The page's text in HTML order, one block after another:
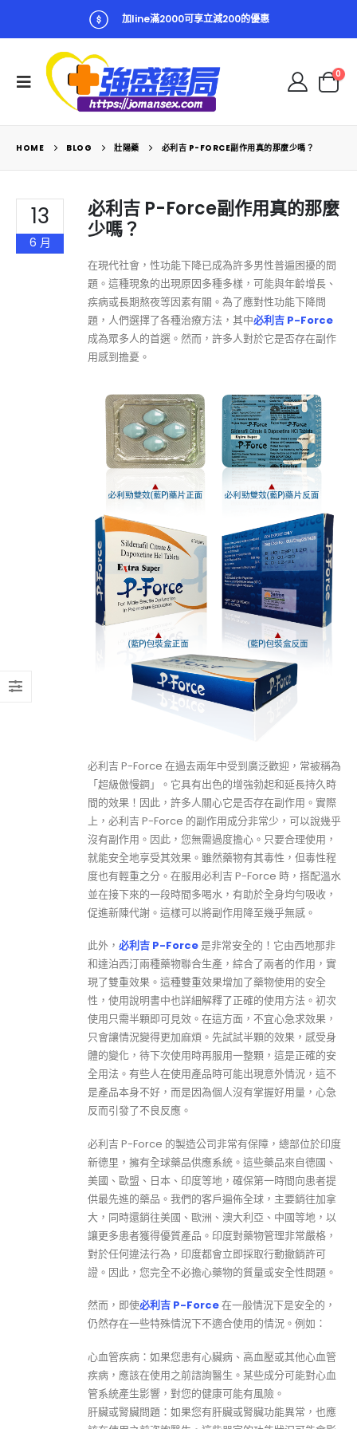
加line滿2000可享立減200的優惠
0
HOME BLOG 壯陽藥 必利吉 P-FORCE副作用真的那麼少嗎？
13
6 月
必利吉 P-Force副作用真的那麼
少嗎？
在現代社會，性功能下降已成為許多男性普遍困擾的問
題。這種現象的出現原因多種多樣，可能與年齡增長、
疾病或長期熬夜等因素有關。為了應對性功能下降問
題，人們選擇了各種治療方法，其中必利吉 P-Force
成為眾多人的首選。然而，許多人對於它是否存在副作
用感到擔憂。
必利吉 P-Force 在過去兩年中受到廣泛歡迎，常被稱為
「超級傲慢鋼」。它具有出色的增強勃起和延長持久時
間的效果！因此，許多人關心它是否存在副作用。實際
上，必利吉 P-Force 的副作用成分非常少，可以說幾乎
沒有副作用。因此，您無需過度擔心。只要合理使用，
就能安全地享受其效果。雖然藥物有其毒性，但毒性程
度也有輕重之分。在服用必利吉 P-Force 時，搭配溫水
並在接下來的一段時間多喝水，有助於全身均勻吸收，
促進新陳代謝。這樣可以將副作用降至幾乎無感。
此外， 必利吉 P-Force是非常安全的！它由西地那非
和達泊西汀兩種藥物聯合生產，綜合了兩者的作用，實
現了雙重效果。這種雙重效果增加了藥物使用的安全
性，使用說明書中也詳細解釋了正確的使用方法。初次
使用只需半顆即可見效。在這方面，不宜心急求效果，
只會讓情況變得更加麻煩。先試試半顆的效果，感受身
體的變化，待下次使用時再服用一整顆，這是正確的安
全用法。有些人在使用產品時可能出現意外情況，這不
是產品本身不好，而是因為個人沒有掌握好用量，心急
反而引發了不良反應。
必利吉 P-Force 的製造公司非常有保障，總部位於印度
新德里，擁有全球藥品供應系統。這些藥品來自德國、
美國、歐盟、日本、印度等地，確保第一時間向患者提
供最先進的藥品。我們的客戶遍佈全球，主要銷往加拿
大，同時還銷往美國、歐洲、澳大利亞、中國等地，以
讓更多患者獲得優質產品。印度對藥物管理非常嚴格，
對於任何違法行為，印度都會立即採取行動撤銷許可
證。因此，您完全不必擔心藥物的質量或安全性問題。
然而，即使必利吉 P-Force在一般情況下是安全的，
仍然存在一些特殊情況下不適合使用的情況。例如：
心血管疾病：如果您患有心臟病、高血壓或其他心血管
疾病，應該在使用之前諮詢醫生。某些成分可能對心血
管系統產生影響，對您的健康可能有風險。
肝臟或腎臟問題：如果您有肝臟或腎臟功能異常，也應